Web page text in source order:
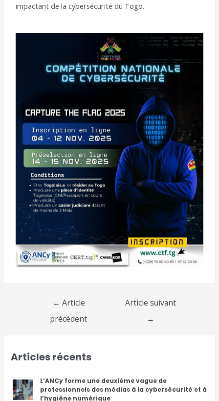
impactant de la cybersécurité du Togo.
← Article
précédent
Article suivant
→
Articles récents
L’ANCy forme une deuxième vague de
professionnels des médias à la cybersécurité et à
l’hygiène numérique